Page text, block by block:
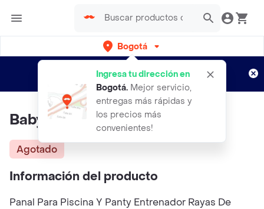
Bogotá
Ingresa tu dirección en
Bogotá. Mejor servicio,
entregas más rápidas y
los precios más
convenientes!
envíos gratis por semanas
Aplican TyC
Baby Moon Panal Para Piscina
Agotado
Información del producto
Panal Para Piscina Y Panty Entrenador Rayas De